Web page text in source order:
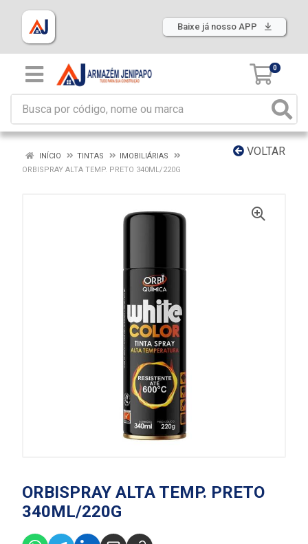
Baixe já nosso APP
0
VOLTAR
INÍCIO TINTAS
IMOBILIÁRIAS
ORBISPRAY ALTA TEMP. PRETO 340ML/220G
ORBISPRAY ALTA TEMP. PRETO
340ML/220G